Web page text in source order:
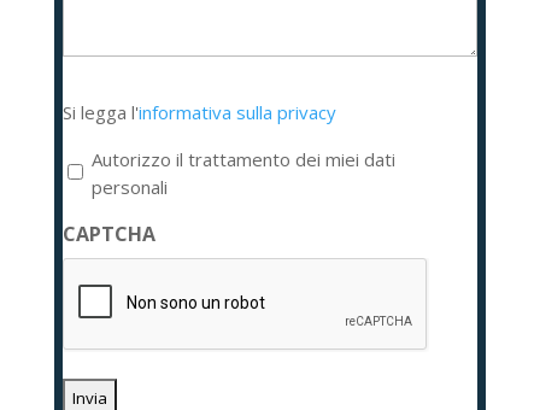
legga
l'informativa
sulla
privacy
*
Si legga l'informativa sulla privacy
Autorizzo il trattamento dei miei dati
personali
CAPTCHA